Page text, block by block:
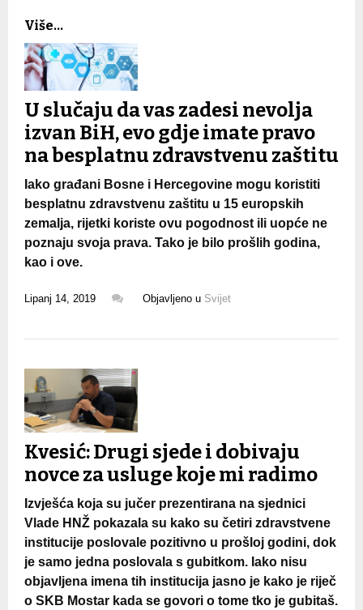
Više...
U slučaju da vas zadesi nevolja
izvan BiH, evo gdje imate pravo
na besplatnu zdravstvenu zaštitu
Iako građani Bosne i Hercegovine mogu koristiti
besplatnu zdravstvenu zaštitu u 15 europskih
zemalja, rijetki koriste ovu pogodnost ili uopće ne
poznaju svoja prava. Tako je bilo prošlih godina,
kao i ove.
Lipanj 14, 2019 Objavljeno u Svijet
Kvesić: Drugi sjede i dobivaju
novce za usluge koje mi radimo
Izvješća koja su jučer prezentirana na sjednici
Vlade HNŽ pokazala su kako su četiri zdravstvene
institucije poslovale pozitivno u prošloj godini, dok
je samo jedna poslovala s gubitkom. Iako nisu
objavljena imena tih institucija jasno je kako je riječ
o SKB Mostar kada se govori o tome tko je gubitaš.